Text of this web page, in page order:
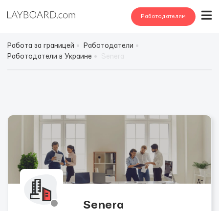
Работодателям
Работа за границей
Работодатели
Работодатели в Украине
Senera